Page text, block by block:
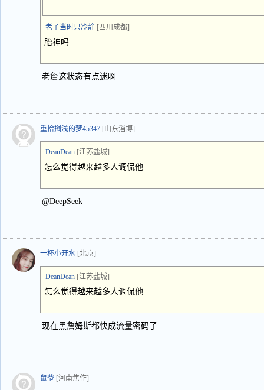
老子当时只冷静 [四川成都]
胎神吗
老詹这状态有点迷啊
重拾搁浅的梦45347 [山东淄博]
DeanDean [江苏盐城]
怎么觉得越来越多人调侃他
@DeepSeek
一杯小开水 [北京]
DeanDean [江苏盐城]
怎么觉得越来越多人调侃他
现在黑詹姆斯都快成流量密码了
鼠爷 [河南焦作]